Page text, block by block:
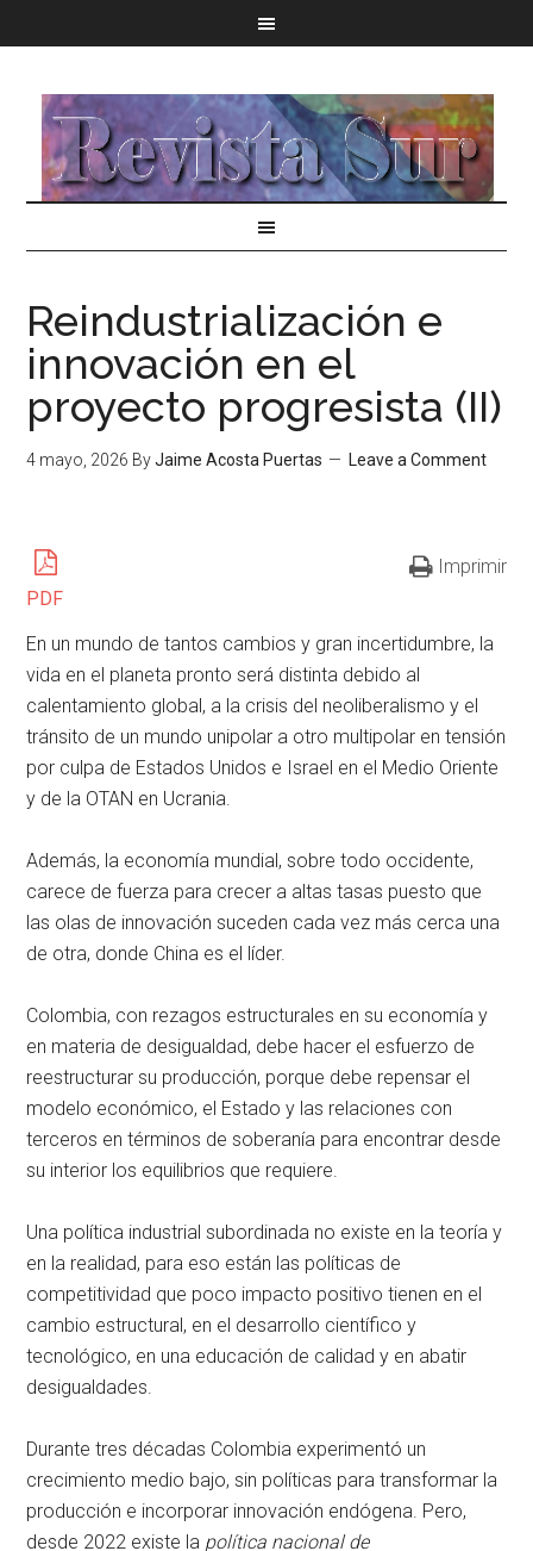
Reindustrialización e
innovación en el
proyecto progresista (II)
4 mayo, 2026 ByJaime Acosta Puertas Leave a Comment
PDF
Imprimir
En un mundo de tantos cambios y gran incertidumbre, la
vida en el planeta pronto será distinta debido al
calentamiento global, a la crisis del neoliberalismo y el
tránsito de un mundo unipolar a otro multipolar en tensión
por culpa de Estados Unidos e Israel en el Medio Oriente
y de la OTAN en Ucrania.
Además, la economía mundial, sobre todo occidente,
carece de fuerza para crecer a altas tasas puesto que
las olas de innovación suceden cada vez más cerca una
de otra, donde China es el líder.
Colombia, con rezagos estructurales en su economía y
en materia de desigualdad, debe hacer el esfuerzo de
reestructurar su producción, porque debe repensar el
modelo económico, el Estado y las relaciones con
terceros en términos de soberanía para encontrar desde
su interior los equilibrios que requiere.
Una política industrial subordinada no existe en la teoría y
en la realidad, para eso están las políticas de
competitividad que poco impacto positivo tienen en el
cambio estructural, en el desarrollo científico y
tecnológico, en una educación de calidad y en abatir
desigualdades.
Durante tres décadas Colombia experimentó un
crecimiento medio bajo, sin políticas para transformar la
producción e incorporar innovación endógena. Pero,
desde 2022 existe la política nacional de